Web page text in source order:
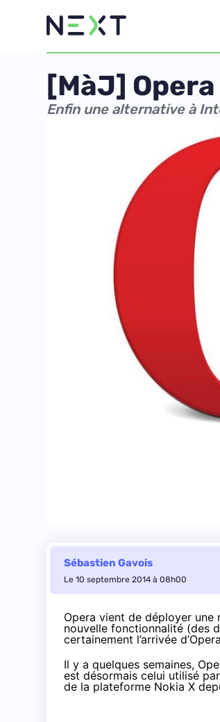
[MàJ]
Enfin une alternative à
Sébastien Gavois
Le 10 septembre 2014 à 08h00
Opera vient de déployer une
nouvelle fonctionnalité (des
certainement l’arrivée
Il y a quelques semaines,
est désormais celui utilisé
de la plateforme Nokia X